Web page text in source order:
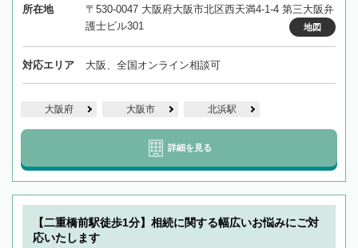
所在地
〒530-0047 大阪府大阪市北区西天満4-1-4 第三大阪弁
護士ビル301
地図
対応エリア 大阪、全国オンライン相談可
大阪府 大阪市 北浜駅
詳細を見る
【二重橋前駅徒歩1分】相続に関する幅広いお悩みにご対
応いたします